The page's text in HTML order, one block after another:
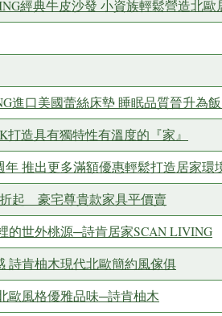
經典牛皮沙發 小資族輕鬆營造北歐
進口美國蕾絲床墊 睡眠品質晉升為
打造具有獨特性有溫度的『家』
推出更多滿額優惠輕鬆打造居家環
起 豪宅尊貴款家具平價賣
的世外桃源─詩肯居家SCAN LIVING
詩肯柚木現代北歐簡約風傢俱
歐風格優雅品味─詩肯柚木